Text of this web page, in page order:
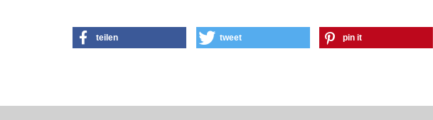
teilen tweet pin it